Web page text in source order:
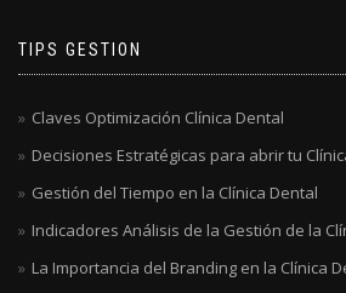
TIPS GESTION
Claves Optimización Clínica Dental
Decisiones Estratégicas para abrir tu
Gestión del Tiempo en la Clínica Dental
Indicadores Análisis de la Gestión de la
La Importancia del Branding en la Clínica